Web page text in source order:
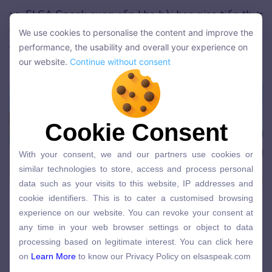
>> ELSA Speak cung cấp kho bài học giao tiếp thực
tế cực kỳ đa dạng với hơn 25,000 bài luyện tập, hỗ
trợ bạn học rèn luyện và áp dụng kiến thức tối ưu
khi bạn đăng ký góiELSA Premium
Bài tập perfect + gì
Bài tập 1
We use cookies to personalise the content and improve the
performance, the usability and overall your experience on
Continue without consent
Cookie Consent
similar technologies to store, access and process personal
data such as your visits to this website, IP addresses and
cookie identifiers. This is to cater a customised browsing
experience on our website. You can revoke your consent at
any time in your web browser settings or object to data
processing based on legitimate interest. You can click here
on
Learn More to know our Privacy Policy on elsaspeak.com
We use cookies to personalise the content and improve the
performance, the usability and overall your experience on
our website. Continue without consent
Cookie Consent
With your consent, we and our partners use cookies or
similar technologies to store, access and process personal
data such as your visits to this website, IP addresses and
cookie identifiers. This is to cater a customised browsing
experience on our website. You can revoke your consent at
any time in your web browser settings or object to data
processing based on legitimate interest. You can click here
on Learn More to know our Privacy Policy on elsaspeak.com